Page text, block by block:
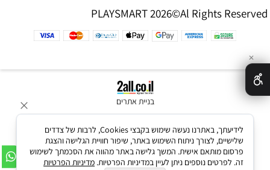
PLAYSMART 2026©Al Rights Reserved
בניית אתרים
✕
לידיעתך, באתרנו נעשה שימוש בקבצי Cookies, לרבות של צדדים
שלישיים, לצורך ניתוח השימוש באתר, שיפור חוויית הגלישה והצגת
פרסום מותאם אישית. המשך גלישה באתר מהווה את הסכמתך לשימוש
זה. לפרטים נוספים ניתן לעיין במדיניות הפרטיות. מדיניות הפרטיות